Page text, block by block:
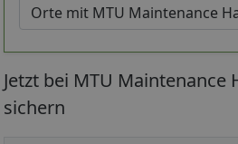
Jetzt bei MTU
sichern